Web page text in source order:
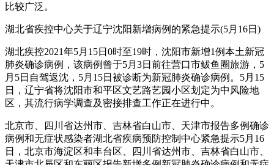
比较广泛。
湖北省疾控中心关于辽宁沈阳新增病例的紧急提示(5月16日)
湖北疾控2021年5月15日0时至19时，沈阳市新增1例本土新冠
肺炎确诊病例，该病例曾于5月3日前往营口市鲅鱼圈旅游，5
月5日自驾返沈，5月15日被诊断为新冠肺炎确诊病例。5月15
日，辽宁省将沈阳市和平区文艺路艺园小区划定为中风险地
区，其流行病学调查及密接排查工作正在进行中。
北京市、四川省达州市、吉林省白山市、天津市报告多例确诊
病例和无症状感染者湖北省疾病预防控制中心紧急提示5月16
日，北京市海淀区和丰台区、四川省达州市、吉林省白山市、